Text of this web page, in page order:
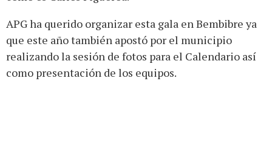
APG ha querido organizar esta gala en Bembibre ya
que este año también apostó por el municipio
realizando la sesión de fotos para el Calendario así
como presentación de los equipos.